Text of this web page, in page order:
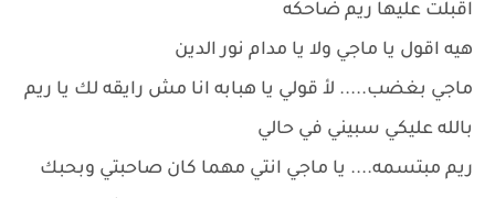
اقبلت عليها ريم ضاحكه
هيه اقول يا ماجي ولا يا مدام نور الدين
ماجي بغضب..... لأ قولي يا هبابه انا مش رايقه لك يا ريم
بالله عليكي سبيني في حالي
ريم مبتسمه.... يا ماجي انتي مهما كان صاحبتي وبحبك